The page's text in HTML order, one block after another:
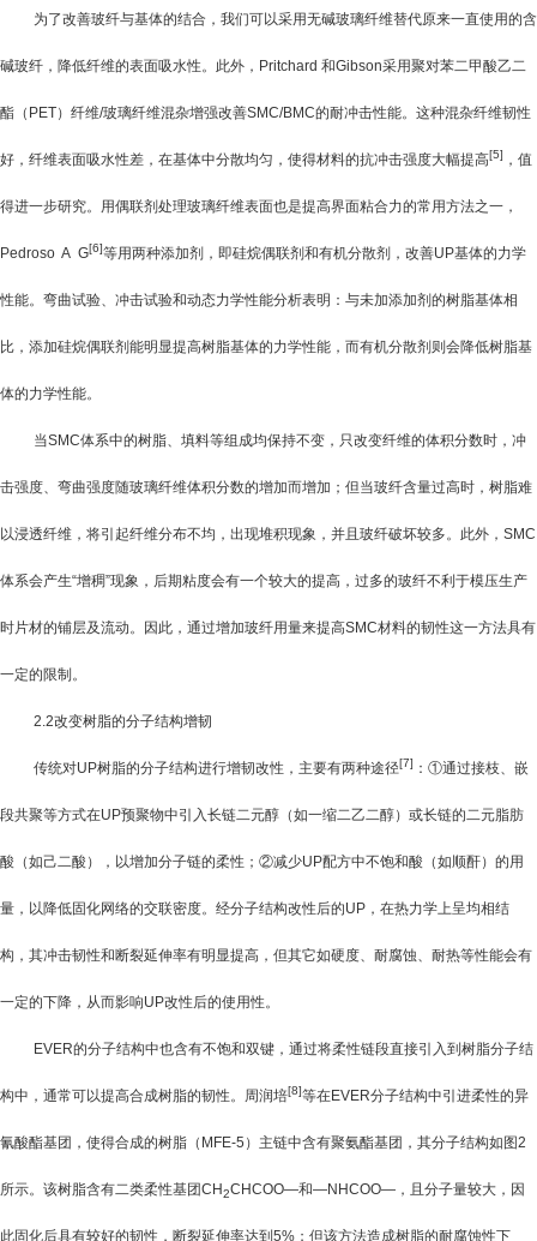
为了改善玻纤与基体的结合，我们可以采用无碱玻璃纤维替代原来一直使用的含
碱玻纤，降低纤维的表面吸水性。此外， Pritchard 和Gibson采用聚对苯二甲酸乙二
酯（ PET）纤维/玻璃纤维混杂增强改善SMC/BMC的耐冲击性能。这种混杂纤维韧性
好，纤维表面吸水性差，在基体中分散均匀，使得材料的抗冲击强度大幅提高[5] ，值
得进一步研究。用偶联剂处理玻璃纤维表面也是提高界面粘合力的常用方法之一，
Pedroso A G[6]等用两种添加剂，即硅烷偶联剂和有机分散剂，改善UP基体的力学
性能。弯曲试验、冲击试验和动态力学性能分析表明：与未加添加剂的树脂基体相
比，添加硅烷偶联剂能明显提高树脂基体的力学性能，而有机分散剂则会降低树脂基
体的力学性能。
当SMC体系中的树脂、填料等组成均保持不变，只改变纤维的体积分数时，冲
击强度、弯曲强度随玻璃纤维体积分数的增加而增加；但当玻纤含量过高时，树脂难
以浸透纤维，将引起纤维分布不均，出现堆积现象，并且玻纤破坏较多。此外， SMC
体系会产生“增稠”现象，后期粘度会有一个较大的提高，过多的玻纤不利于模压生产
时片材的铺层及流动。因此，通过增加玻纤用量来提高SMC材料的韧性这一方法具有
一定的限制。
2.2改变树脂的分子结构增韧
传统对UP树脂的分子结构进行增韧改性，主要有两种途径[7] ：①通过接枝、嵌
段共聚等方式在UP预聚物中引入长链二元醇（如一缩二乙二醇）或长链的二元脂肪
酸（如己二酸），以增加分子链的柔性；②减少UP配方中不饱和酸（如顺酐）的用
量，以降低固化网络的交联密度。经分子结构改性后的UP ，在热力学上呈均相结
构，其冲击韧性和断裂延伸率有明显提高，但其它如硬度、耐腐蚀、耐热等性能会有
一定的下降，从而影响UP改性后的使用性。
EVER的分子结构中也含有不饱和双键，通过将柔性链段直接引入到树脂分子结
构中，通常可以提高合成树脂的韧性。周润培[8]等在EVER分子结构中引进柔性的异
氰酸酯基团，使得合成的树脂（ MFE-5 ）主链中含有聚氨酯基团，其分子结构如图2
所示。该树脂含有二类柔性基团CH2CHCOO—和—NHCOO—，且分子量较大，因
此固化后具有较好的韧性，断裂延伸率达到 5% ；但该方法造成树脂的耐腐蚀性下